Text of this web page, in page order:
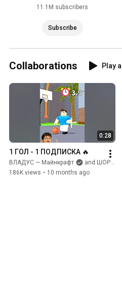
11.1M subscribers
Subscribe
Collaborations Play all
0:28
1 ГОЛ - 1 ПОДПИСКА 🔥
ВЛАДУС — Майнкрафт
and ШОРТЫ ВЛАДУСА
186K views • 10 months ago